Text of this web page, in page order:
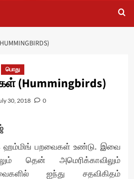
பொது
(Hummingbirds)
30, 2018 0
ஹம்மிங் பறவைகள் உண்டு. இவை
தென் அமெரிக்காவிலும்
ஐந்து சதவிகிதம்